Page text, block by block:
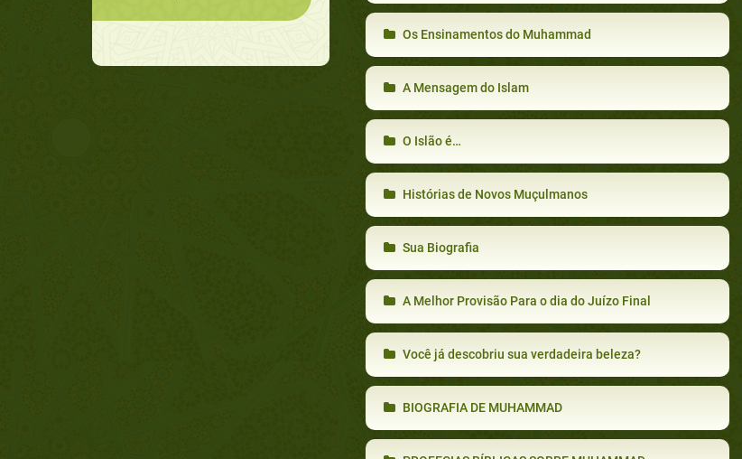
Os Ensinamentos do Muhammad
A Mensagem do Islam
O Islão é…
Histórias de Novos Muçulmanos
Sua Biografia
A Melhor Provisão Para o dia do Juízo Final
Você já descobriu sua verdadeira beleza?
BIOGRAFIA DE MUHAMMAD